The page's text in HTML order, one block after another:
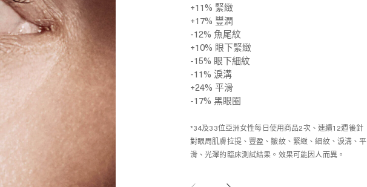
+11% 緊緻
+17% 豐潤
-12% 魚尾紋
+10% 眼下緊緻
-15% 眼下細紋
-11% 淚溝
+24% 平滑
-17% 黑眼圈
*34及33位亞洲女性每日使用商品2次、連續12週後針
對眼周肌膚拉提、豐盈、皺紋、緊緻、細紋、淚溝、平
滑、光澤的臨床測試結果。效果可能因人而異。